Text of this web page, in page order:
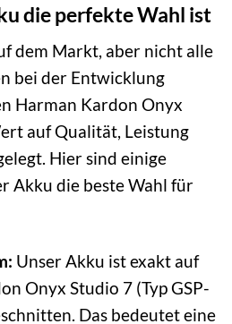
die perfekte Wahl ist
dem Markt, aber nicht alle
bei der Entwicklung
Harman Kardon Onyx
auf Qualität, Leistung
Hier sind einige
Akku die beste Wahl für
Unser Akku ist exakt auf
Onyx Studio 7 (Typ GSP-
Das bedeutet eine